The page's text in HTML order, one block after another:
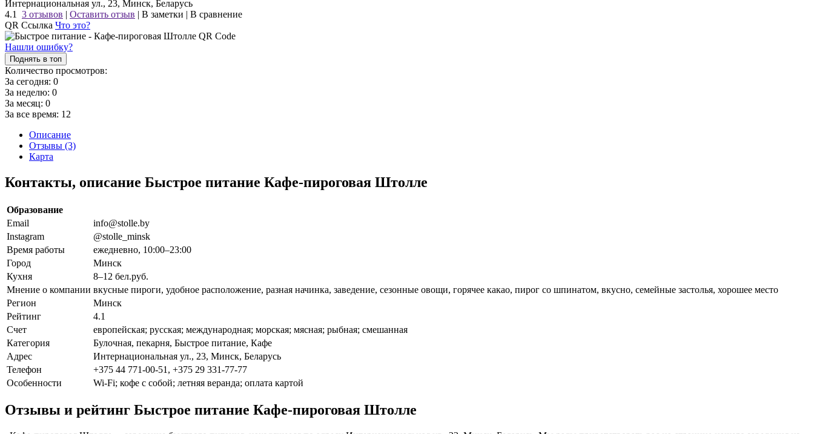
Интернациональная ул., 23, Минск, Беларусь
4.1
3 отзывов | Оставить отзыв | В заметки | В сравнение
QR Ссылка Что это?
Нашли ошибку?
Поднять в топ
Количество просмотров:
За сегодня: 0
За неделю: 0
За месяц: 0
За все время: 12
Описание
Отзывы (3)
Карта
Контакты, описание Быстрое питание Кафе-пироговая Штолле
Образование
Email
info@stolle.by
Instagram
@stolle_minsk
Время работы
ежедневно, 10:00–23:00
Город
Минск
Кухня
8–12 бел.руб.
Мнение о компании вкусные пироги, удобное расположение, разная начинка, заведение, сезонные овощи, горячее какао, пирог со шпинатом, вкусно, семейные застолья, хорошее место
Регион
Минск
Рейтинг
4.1
Счет
европейская; русская; международная; морская; мясная; рыбная; смешанная
Категория
Булочная, пекарня, Быстрое питание, Кафе
Адрес
Интернациональная ул., 23, Минск, Беларусь
Телефон
+375 44 771-00-51, +375 29 331-77-77
Особенности
Wi-Fi; кофе с собой; летняя веранда; оплата картой
Отзывы и рейтинг Быстрое питание Кафе-пироговая Штолле